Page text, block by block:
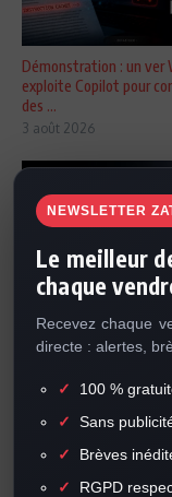
Démonstration : un ver
exploite Copilot pour
des ...
3 août 2026
L’IA découvre plus de
accroître leur
NEWSLETTER
Le meilleur
chaque
Recevez chaque
directe : alertes,
100 %
Sans
Brèves
RGPD